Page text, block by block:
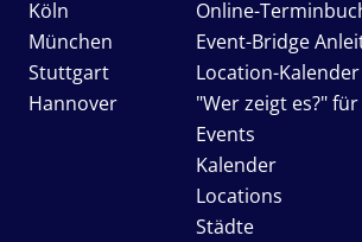
Köln
München
Stuttgart
Hannover
Online-
Event-Bridge
Location-Kalender
"Wer zeigt es?"
Events
Kalender
Locations
Städte